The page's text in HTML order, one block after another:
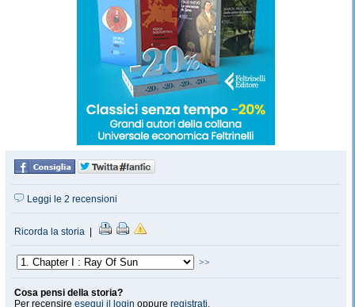
Leggi le 2 recensioni
Ricorda la storia
>>
Cosa pensi della storia?
Per recensire esegui il login oppure registrati.